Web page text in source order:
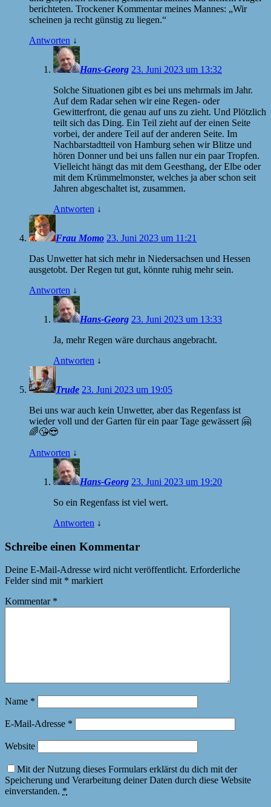
berichteten. Trockener Kommentar meines Mannes: „Wir
scheinen ja recht günstig zu liegen.“
Antworten ↓
Hans-Georg 23. Juni 2023 um 13:32
Solche Situationen gibt es bei uns mehrmals im Jahr.
Auf dem Radar sehen wir eine Regen- oder
Gewitterfront, die genau auf uns zu zieht. Und Plötzlich
teilt sich das Ding. Ein Teil zieht auf der einen Seite
vorbei, der andere Teil auf der anderen Seite. Im
Nachbarstadtteil von Hamburg sehen wir Blitze und
hören Donner und bei uns fallen nur ein paar Tropfen.
Vielleicht hängt das mit dem Geesthang, der Elbe oder
mit dem Krümmelmonster, welches ja aber schon seit
Jahren abgeschaltet ist, zusammen.
Antworten ↓
Frau Momo 23. Juni 2023 um 11:21
Das Unwetter hat sich mehr in Niedersachsen und Hessen
ausgetobt. Der Regen tut gut, könnte ruhig mehr sein.
Antworten ↓
Hans-Georg 23. Juni 2023 um 13:33
Ja, mehr Regen wäre durchaus angebracht.
Antworten ↓
Trude 23. Juni 2023 um 19:05
Bei uns war auch kein Unwetter, aber das Regenfass ist
wieder voll und der Garten für ein paar Tage gewässert 🤗
🌈😘😎
Antworten ↓
Hans-Georg 23. Juni 2023 um 19:20
So ein Regenfass ist viel wert.
Antworten ↓
Schreibe einen Kommentar
Deine E-Mail-Adresse wird nicht veröffentlicht. Erforderliche
Felder sind mit * markiert
Kommentar *
Name *
E-Mail-Adresse *
Website
Mit der Nutzung dieses Formulars erklärst du dich mit der
Speicherung und Verarbeitung deiner Daten durch diese Website
einverstanden. *